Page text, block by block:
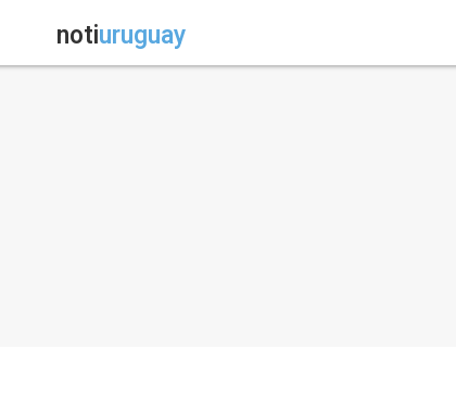
notiuruguay